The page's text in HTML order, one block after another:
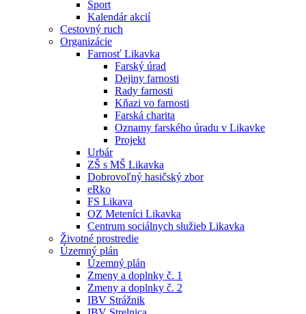
Šport
Kalendár akcií
Cestovný ruch
Organizácie
Farnosť Likavka
Farský úrad
Dejiny farnosti
Rady farnosti
Kňazi vo farnosti
Farská charita
Oznamy farského úradu v Likavke
Projekt
Urbár
ZŠ s MŠ Likavka
Dobrovoľný hasičský zbor
eRko
FS Likava
OZ Meteníci Likavka
Centrum sociálnych služieb Likavka
Životné prostredie
Územný plán
Územný plán
Zmeny a doplnky č. 1
Zmeny a doplnky č. 2
IBV Strážnik